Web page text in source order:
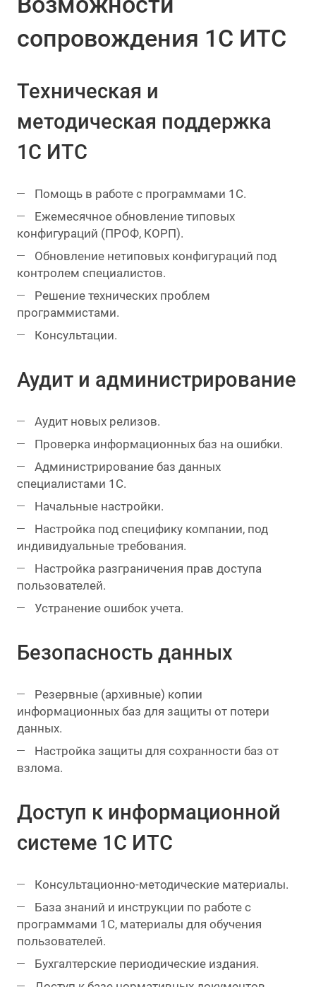
сопровождения 1С ИТС
Техническая и
методическая поддержка
1С ИТС
Помощь в работе с программами 1С.
Ежемесячное обновление типовых
конфигураций (ПРОФ, КОРП).
Обновление нетиповых конфигураций под
контролем специалистов.
Решение технических проблем
программистами.
Консультации.
Аудит и администрирование
Аудит новых релизов.
Проверка информационных баз на ошибки.
Администрирование баз данных
специалистами 1С.
Начальные настройки.
Настройка под специфику компании, под
индивидуальные требования.
Настройка разграничения прав доступа
пользователей.
Устранение ошибок учета.
Безопасность данных
Резервные (архивные) копии
информационных баз для защиты от потери
данных.
Настройка защиты для сохранности баз от
взлома.
Доступ к информационной
системе 1С ИТС
Консультационно-методические материалы.
База знаний и инструкции по работе с
программами 1С, материалы для обучения
пользователей.
Бухгалтерские периодические издания.